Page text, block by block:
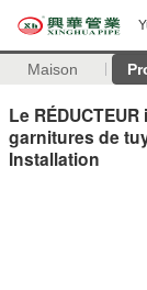
Maison
Le
garnitures de
Installation